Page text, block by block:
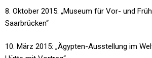
8. Oktober 2015: „Museum für Vor- und
Saarbrücken“
10. März 2015: „Ägypten-Ausstellung im